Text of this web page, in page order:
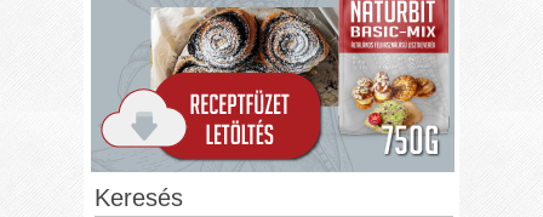
Keresés